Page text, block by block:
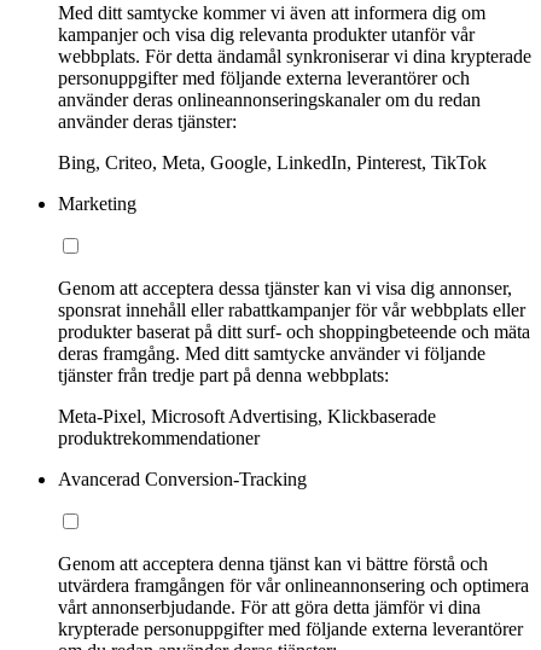
Med ditt samtycke kommer vi även att informera dig om
kampanjer och visa dig relevanta produkter utanför vår
webbplats. För detta ändamål synkroniserar vi dina krypterade
personuppgifter med följande externa leverantörer och
använder deras onlineannonseringskanaler om du redan
använder deras tjänster:
Bing, Criteo, Meta, Google, LinkedIn, Pinterest, TikTok
Marketing
Genom att acceptera dessa tjänster kan vi visa dig annonser,
sponsrat innehåll eller rabattkampanjer för vår webbplats eller
produkter baserat på ditt surf- och shoppingbeteende och mäta
deras framgång. Med ditt samtycke använder vi följande
tjänster från tredje part på denna webbplats:
Meta-Pixel, Microsoft Advertising, Klickbaserade
produktrekommendationer
Avancerad Conversion-Tracking
Genom att acceptera denna tjänst kan vi bättre förstå och
utvärdera framgången för vår onlineannonsering och optimera
vårt annonserbjudande. För att göra detta jämför vi dina
krypterade personuppgifter med följande externa leverantörer